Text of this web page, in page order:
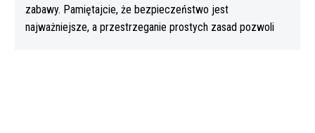
zabawy. Pamiętajcie, że bezpieczeństwo jest
najważniejsze, a przestrzeganie prostych zasad pozwoli